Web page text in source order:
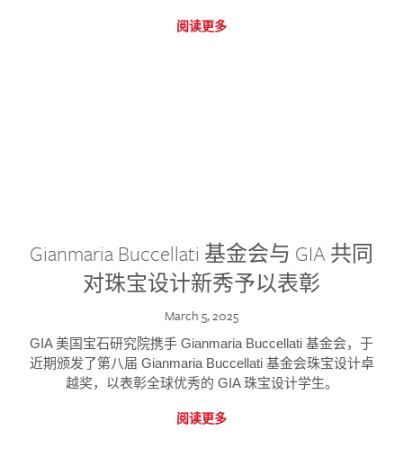
阅读更多
Gianmaria Buccellati 基金会与 GIA 共同
对珠宝设计新秀予以表彰
March 5, 2025
GIA 美国宝石研究院携手 Gianmaria Buccellati 基金会，于
近期颁发了第八届 Gianmaria Buccellati 基金会珠宝设计卓
越奖，以表彰全球优秀的 GIA 珠宝设计学生。
阅读更多